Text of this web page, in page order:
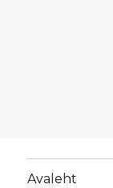
Avaleht